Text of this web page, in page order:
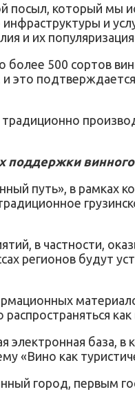
посыл, который
и
и их
более 500 сортов
это
традиционно
винного
путь», в рамках
в частности,
регионов будут
электронная
«Вино как
город, первым